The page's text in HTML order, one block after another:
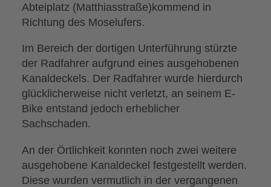
Abteiplatz (Matthiasstraße)kommend in
Richtung des Moselufers.
Im Bereich der dortigen Unterführung stürzte
der Radfahrer aufgrund eines ausgehobenen
Kanaldeckels. Der Radfahrer wurde hierdurch
glücklicherweise nicht verletzt, an seinem E-
Bike entstand jedoch erheblicher
Sachschaden.
An der Örtlichkeit konnten noch zwei weitere
ausgehobene Kanaldeckel festgestellt werden.
Diese wurden vermutlich in der vergangenen